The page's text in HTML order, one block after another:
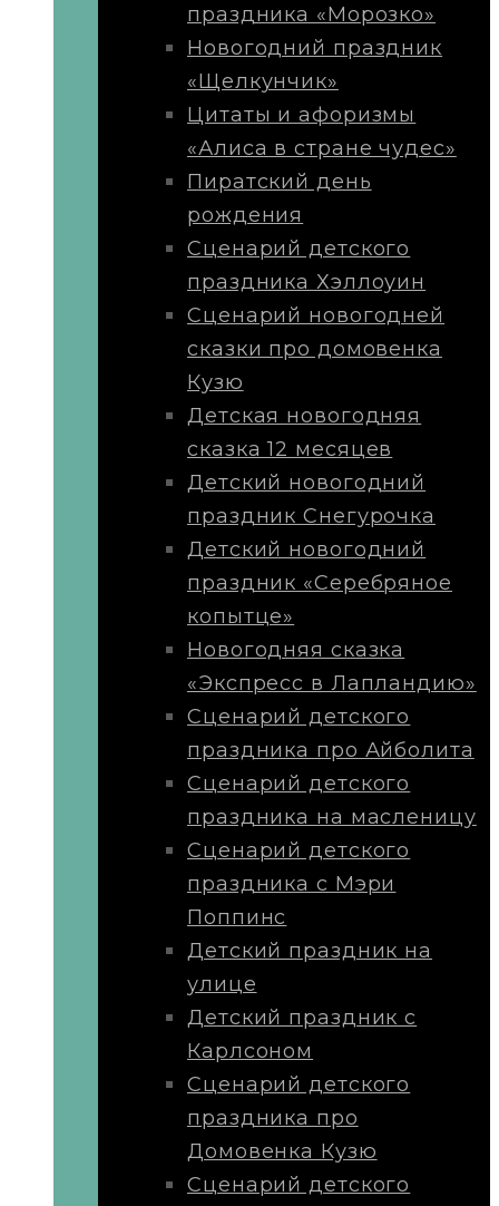
праздника «Морозко»
Новогодний праздник
«Щелкунчик»
Цитаты и афоризмы
«Алиса в стране чудес»
Пиратский день
рождения
Сценарий детского
праздника Хэллоуин
Сценарий новогодней
сказки про домовенка
Кузю
Детская новогодняя
сказка 12 месяцев
Детский новогодний
праздник Снегурочка
Детский новогодний
праздник «Серебряное
копытце»
Новогодняя сказка
«Экспресс в Лапландию»
Сценарий детского
праздника про Айболита
Сценарий детского
праздника на масленицу
Сценарий детского
праздника с Мэри
Поппинс
Детский праздник на
улице
Детский праздник с
Карлсоном
Сценарий детского
праздника про
Домовенка Кузю
Сценарий детского